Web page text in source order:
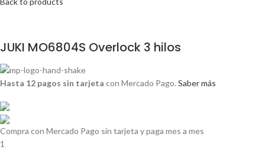
JUKI MO6804S Overlock 3 hilos
Hasta 12 pagos sin tarjeta con Mercado Pago. Saber más
Compra con Mercado Pago sin tarjeta y paga mes a mes
1